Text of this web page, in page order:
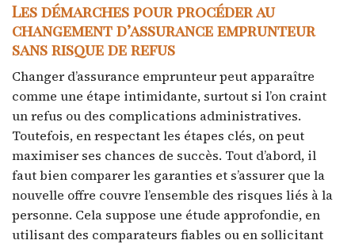
Les démarches pour procéder au
changement d’assurance emprunteur
sans risque de refus
Changer d’assurance emprunteur peut apparaître
comme une étape intimidante, surtout si l’on craint
un refus ou des complications administratives.
Toutefois, en respectant les étapes clés, on peut
maximiser ses chances de succès. Tout d’abord, il
faut bien comparer les garanties et s’assurer que la
nouvelle offre couvre l’ensemble des risques liés à la
personne. Cela suppose une étude approfondie, en
utilisant des comparateurs fiables ou en sollicitant